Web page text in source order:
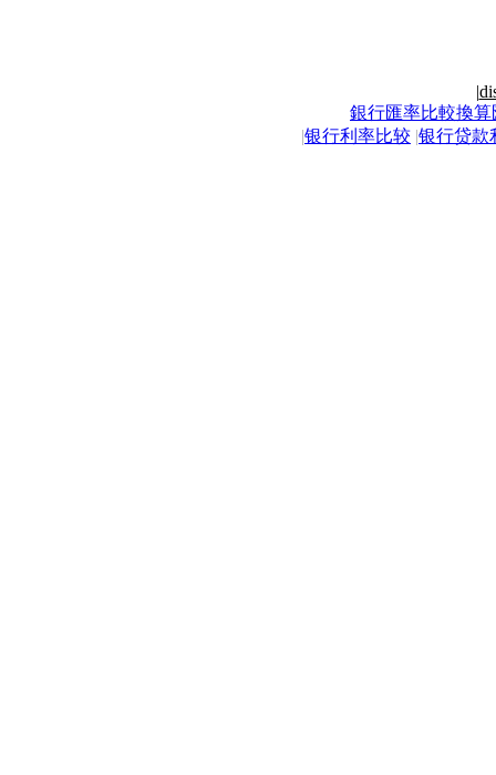
|
銀行匯率比較換算
|银行利率比较 |银行贷款